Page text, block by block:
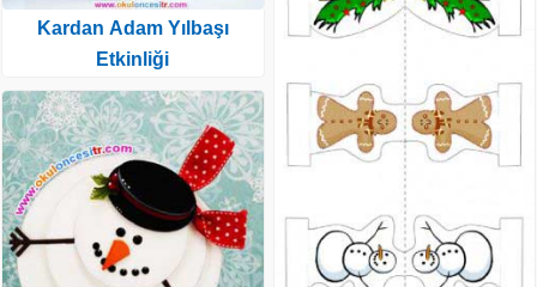
Kardan Adam Yılbaşı
Etkinliği